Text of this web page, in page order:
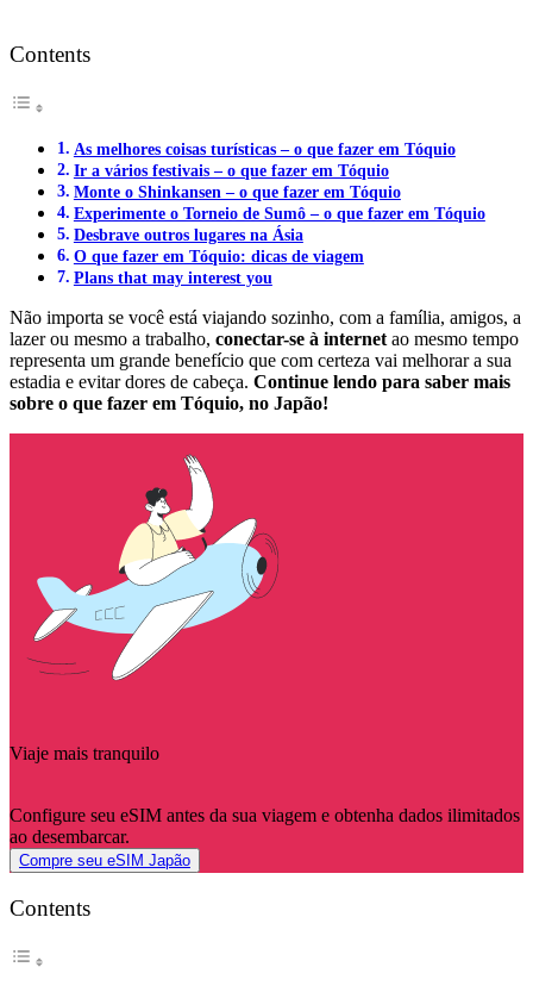
Contents
As melhores coisas turísticas – o que fazer em Tóquio
Ir a vários festivais – o que fazer em Tóquio
Monte o Shinkansen – o que fazer em Tóquio
Experimente o Torneio de Sumô – o que fazer em Tóquio
Desbrave outros lugares na Ásia
O que fazer em Tóquio: dicas de viagem
Plans that may interest you
Não importa se você está viajando sozinho, com a família, amigos, a
lazer ou mesmo a trabalho, conectar-se à internet ao mesmo tempo
representa um grande benefício que com certeza vai melhorar a sua
estadia e evitar dores de cabeça. Continue lendo para saber mais
sobre o que fazer em Tóquio, no Japão!
Viaje mais tranquilo
Configure seu eSIM antes da sua viagem e obtenha dados ilimitados
ao desembarcar.
Compre seu eSIM Japão
Contents